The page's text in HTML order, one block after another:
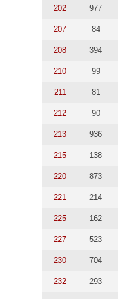
202 977
207 84
208 394
210 99
211 81
212 90
213 936
215 138
220 873
221 214
225 162
227 523
230 704
232 293